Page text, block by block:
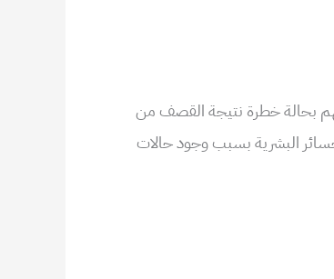
المجازر , حيث قضى أكثر من ستة مدنيين كلهم نساء وأطفال وأكثر من 13 جريح بعضهم بحالة خطرة نتيجة القصف من
البشرية بسبب وجود حالات